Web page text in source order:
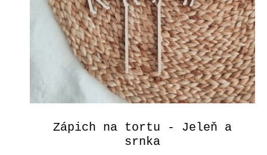
Zápich na tortu - Jeleň a
srnka